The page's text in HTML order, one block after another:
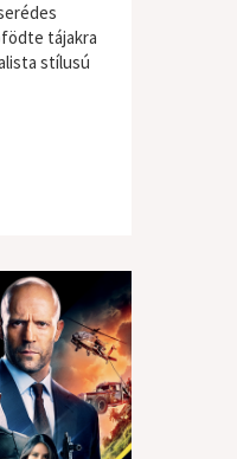
tájakra
stílusú